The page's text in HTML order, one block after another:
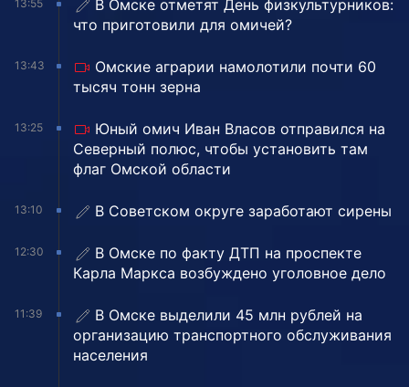
13:55
В Омске отметят День физкультурников:
что приготовили для омичей?
13:43
Омские аграрии намолотили почти 60
тысяч тонн зерна
13:25
Юный омич Иван Власов отправился на
Северный полюс, чтобы установить там
флаг Омской области
13:10 В Советском округе заработают сирены
12:30
В Омске по факту ДТП на проспекте
Карла Маркса возбуждено уголовное дело
11:39
В Омске выделили 45 млн рублей на
организацию транспортного обслуживания
населения